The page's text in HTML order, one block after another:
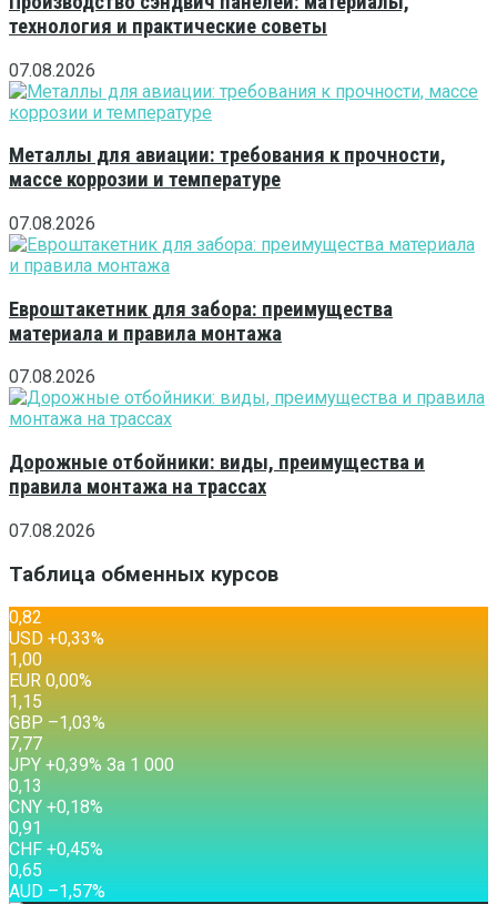
технология и практические советы
07.08.2026
Металлы для авиации: требования к прочности,
массе коррозии и температуре
07.08.2026
Евроштакетник для забора: преимущества
материала и правила монтажа
07.08.2026
Дорожные отбойники: виды, преимущества и
правила монтажа на трассах
07.08.2026
Таблица обменных курсов
0,82
USD +0,33%
1,00
EUR 0,00%
1,15
GBP –1,03%
7,77
JPY +0,39% За 1 000
0,13
CNY +0,18%
0,91
CHF +0,45%
0,65
AUD –1,57%